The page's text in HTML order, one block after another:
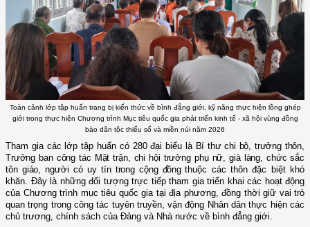
Toàn cảnh lớp tập huấn trang bị kiến thức về bình đẳng giới, kỹ năng thực hiện lồng ghép
giới trong thực hiện Chương trình Mục tiêu quốc gia phát triển kinh tế - xã hội vùng đồng
bào dân tộc thiểu số và miền núi năm 2026
Tham gia các lớp tập huấn có 280 đại biểu làBí thư chi bộ, trưởng thôn,
Trưởng ban công tác Mặt trận, chi hội trưởng phụ nữ,già làng, chức sắc
tôn giáo, người có uy tín trong cộng đồngthuộc các thôn đặc biệt khó
khăn . Đây là những đối tượng trực tiếp tham gia triển khai các hoạt động
của Chương trình mục tiêu quốc gia tại địa phương, đồng thời giữ vai trò
quan trọng trong công tác tuyên truyền, vận động Nhân dân thực hiện các
chủ trương, chính sách của Đảng và Nhà nước về bình đẳng giới.